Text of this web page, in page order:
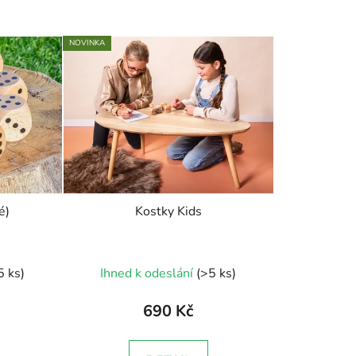
ks)
NOVINKA
Kostky Kids
Ihned k odeslání (>5 ks)
690 Kč